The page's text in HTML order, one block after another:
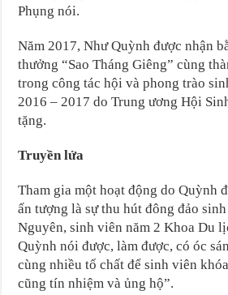
Phụng nói.
Năm 2017, Như Quỳnh được nhận
thưởng “Sao Tháng Giêng” cùng
trong công tác hội và phong trào
2016 – 2017 do Trung ương Hội
tặng.
Truyền lửa
Tham gia một hoạt động do Quỳnh
ấn tượng là sự thu hút đông đảo
Nguyên, sinh viên năm 2 Khoa Du
Quỳnh nói được, làm được, có óc
cùng nhiều tố chất để sinh viên
cũng tín nhiệm và ủng hộ”.